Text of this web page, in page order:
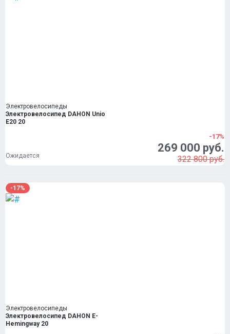
Электровелосипеды
Электровелосипед DAHON Unio
E20 20
Ожидается
-17%
269 000 руб.
322 800 руб.
-17%
Электровелосипеды
Электровелосипед DAHON E-
Hemingway 20